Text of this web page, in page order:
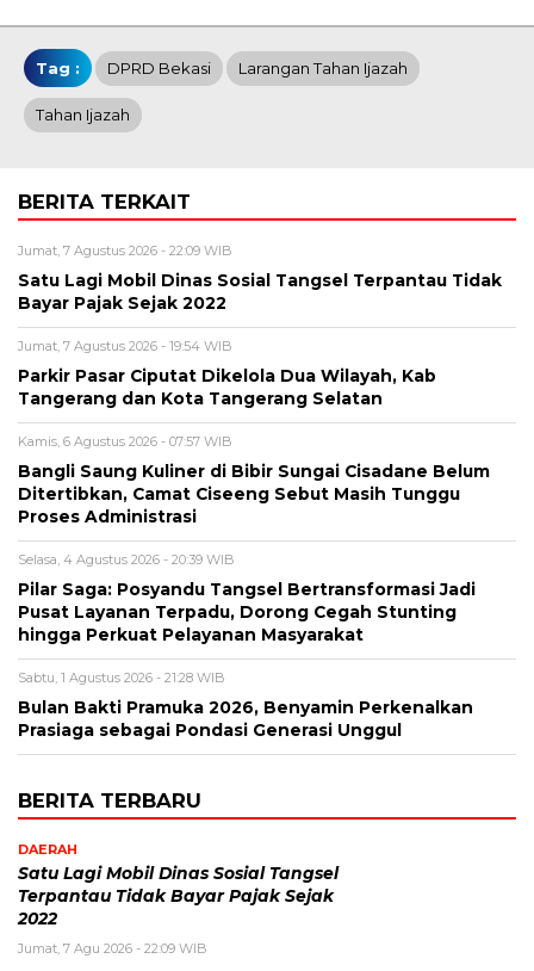
Tag : DPRD Bekasi Larangan Tahan Ijazah
Tahan Ijazah
BERITA TERKAIT
Jumat, 7 Agustus 2026 - 22:09 WIB
Satu Lagi Mobil Dinas Sosial Tangsel Terpantau Tidak
Bayar Pajak Sejak 2022
Jumat, 7 Agustus 2026 - 19:54 WIB
Parkir Pasar Ciputat Dikelola Dua Wilayah, Kab
Tangerang dan Kota Tangerang Selatan
Kamis, 6 Agustus 2026 - 07:57 WIB
Bangli Saung Kuliner di Bibir Sungai Cisadane Belum
Ditertibkan, Camat Ciseeng Sebut Masih Tunggu
Proses Administrasi
Selasa, 4 Agustus 2026 - 20:39 WIB
Pilar Saga: Posyandu Tangsel Bertransformasi Jadi
Pusat Layanan Terpadu, Dorong Cegah Stunting
hingga Perkuat Pelayanan Masyarakat
Sabtu, 1 Agustus 2026 - 21:28 WIB
Bulan Bakti Pramuka 2026, Benyamin Perkenalkan
Prasiaga sebagai Pondasi Generasi Unggul
BERITA TERBARU
DAERAH
Satu Lagi Mobil Dinas Sosial Tangsel
Terpantau Tidak Bayar Pajak Sejak
2022
Jumat, 7 Agu 2026 - 22:09 WIB